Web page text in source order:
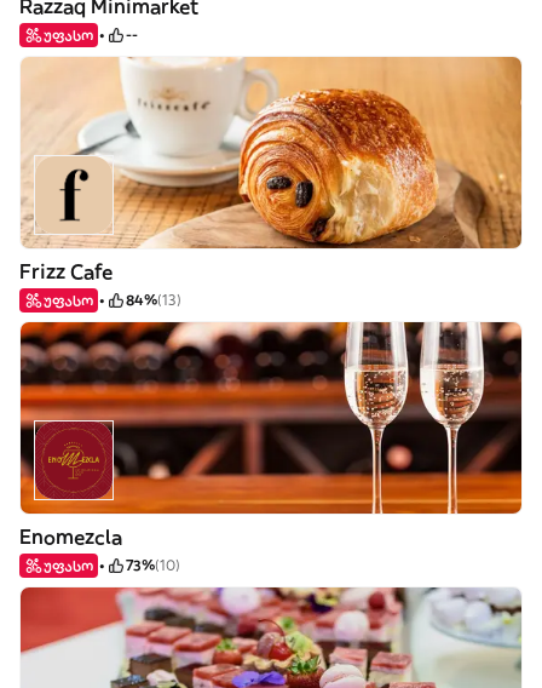
Razzaq Minimarket
უფასო --
Frizz Cafe
უფასო 84%(13)
Enomezcla
უფასო 73%(10)